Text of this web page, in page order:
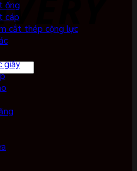
ống
cáp
cắt thép cộng lực
giấy